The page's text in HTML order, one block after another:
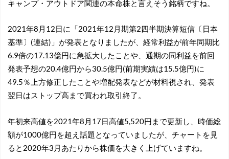
キャンプ・アウトドア関連の本命株と言えそう銘柄ですね。
2021年8月12日に「2021年12月期第2四半期決算短信〔日本
基準〕(連結)」が発表となりましたが、経常利益が前年同期比
6.9倍の17.13億円に急拡大したことや、通期の同利益を前回
発表予想の20.4億円から30.5億円(前期実績は15.5億円)に
49.5％上方修正したことや増配発表などが材料視され、発表
翌日はストップ高まで買われ取引終了。
年初来高値を2021年8月17日高値5,520円まで更新し、時価総
額が1000億円を超え話題となっていましたが、チャートを見
ると2020年3月あたりから株価を大きく上げていますね。